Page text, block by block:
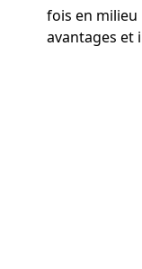
fois en
avantages et